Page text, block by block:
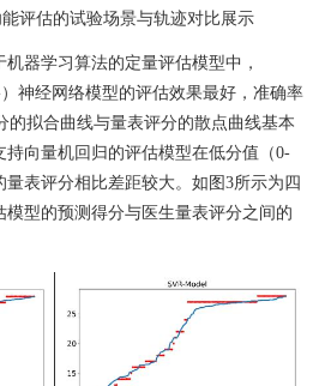
评估的试验场景与轨迹对比展示
器学习算法的定量评估模型中，
）神经网络模型的评估效果最好，准确率
的拟合曲线与量表评分的散点曲线基本
向量机回归的评估模型在低分值（0-
表评分相比差距较大。如图 3所示为四
型的预测得分与医生量表评分之间的